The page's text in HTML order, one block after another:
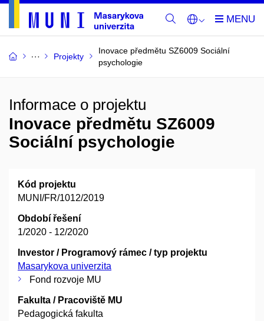
Projekty
Inovace předmětu SZ6009 Sociální
psychologie
Informace o projektu
Inovace předmětu SZ6009
Sociální psychologie
Kód projektu
MUNI/FR/1012/2019
Období řešení
1/2020 - 12/2020
Investor / Programový rámec / typ projektu
Masarykova univerzita
Fond rozvoje MU
Fakulta / Pracoviště MU
Pedagogická fakulta